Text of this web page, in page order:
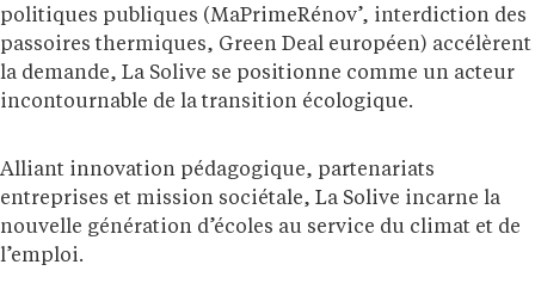
politiques publiques (MaPrimeRénov’, interdiction des
passoires thermiques, Green Deal européen) accélèrent
la demande, La Solive se positionne comme un acteur
incontournable de la transition écologique.
Alliant innovation pédagogique, partenariats
entreprises et mission sociétale, La Solive incarne la
nouvelle génération d’écoles au service du climat et de
l’emploi.